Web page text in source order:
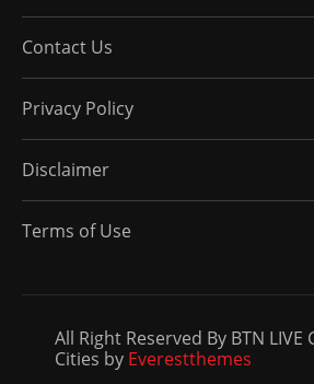
Contact Us
Privacy Policy
Disclaimer
Terms of Use
All Right Reserved By BTN LIVE
Cities by Everestthemes